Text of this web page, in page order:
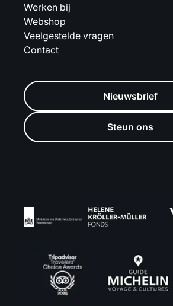
Werken bij
Webshop
Veelgestelde vragen
Contact
Nieuwsbrief
Steun ons